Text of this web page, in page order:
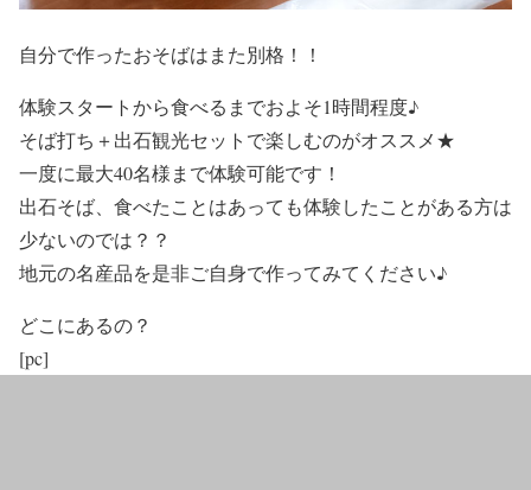
自分で作ったおそばはまた別格！！
体験スタートから食べるまでおよそ1時間程度♪
そば打ち＋出石観光セットで楽しむのがオススメ★
一度に最大40名様まで体験可能です！
出石そば、食べたことはあっても体験したことがある方は
少ないのでは？？
地元の名産品を是非ご自身で作ってみてください♪
どこにあるの？
[pc]